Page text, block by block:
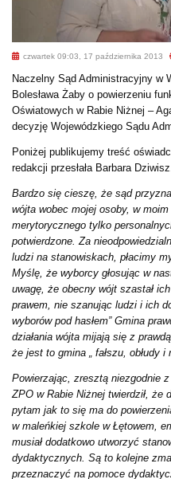
czwartek 09:03, 17 października 2013
Naczelny Sąd Administracyjny w
Bolesława Żaby o powierzeniu
Oświatowych w Rabie Niżnej –
decyzję Wojewódzkiego Sądu
Poniżej publikujemy treść
redakcji przesłała Barbara Dziwisz.
Bardzo się cieszę, że sąd
wójta wobec mojej osoby, w
merytorycznego tylko
potwierdzone. Za
ludzi na stanowiskach, płacimy
Myślę, że wyborcy głosując w
uwagę, że obecny wójt szastał
prawem, nie szanując ludzi i ich
wyborów pod hasłem” Gmina
działania wójta mijają się z
że jest to gmina „ fałszu, obłudy i
Powierzając, zresztą niezgodnie
ZPO w Rabie Niżnej twierdził, że
pytam jak to się ma do
w maleńkiej szkole w Łętowem,
musiał dodatkowo utworzyć
dydaktycznych. Są to kolejne
przeznaczyć na pomoce